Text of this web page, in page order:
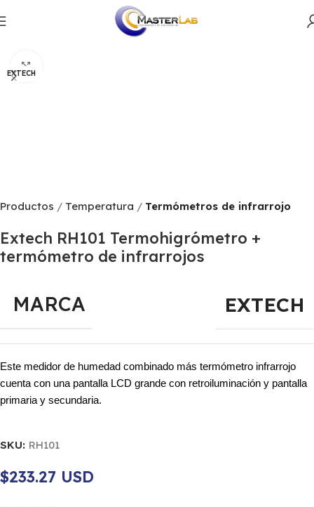
Temperatura Termómetros de infrarrojo
EXTECH
Productos Temperatura Termómetros de infrarrojo
Extech RH101 Termohigrómetro +
termómetro de infrarrojos
MARCA EXTECH
Este medidor de humedad combinado más termómetro infrarrojo
cuenta con una pantalla LCD grande con retroiluminación y pantalla
primaria y secundaria.
SKU: RH101
$233.27 USD